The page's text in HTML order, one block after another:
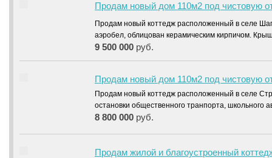
Продам новый дом 110м2 под чистовую
Продам новый коттедж расположенный в селе
аэробел, облицован керамическим кирпичом.
9 500 000 руб.
Продам новый дом 110м2 под чистовую
Продам новый коттедж расположенный в селе
остановки общественного транпорта,
8 800 000 руб.
Продам жилой и благоустроенный